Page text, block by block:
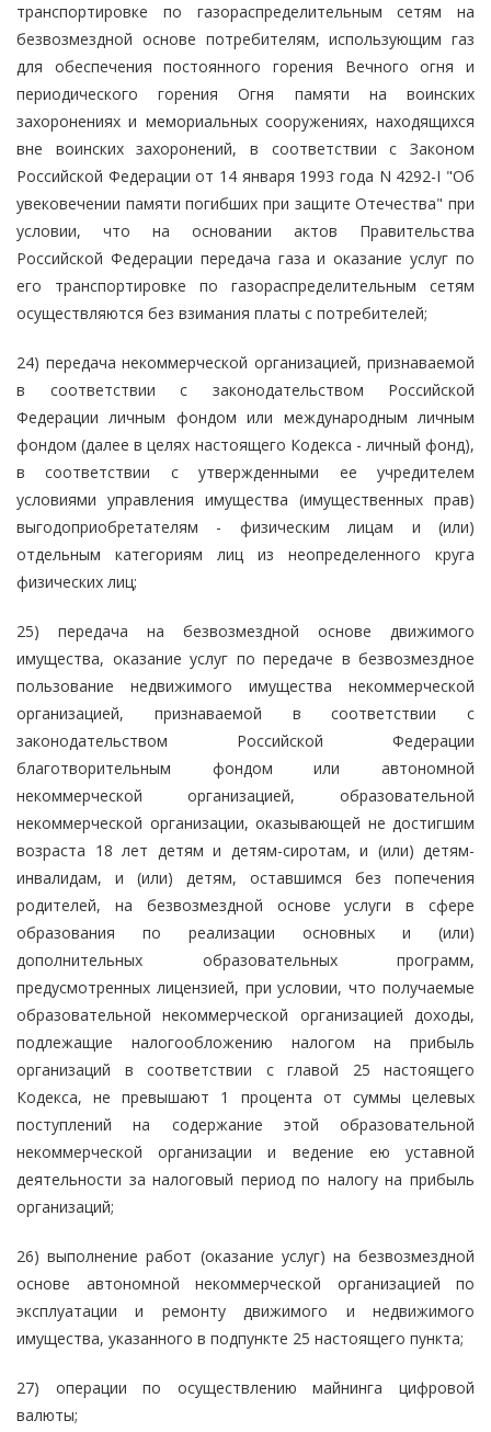
транспортировке по газораспределительным сетям на
безвозмездной основе потребителям, использующим газ
для обеспечения постоянного горения Вечного огня и
периодического горения Огня памяти на воинских
захоронениях и мемориальных сооружениях, находящихся
вне воинских захоронений, в соответствии с Законом
Российской Федерации от 14 января 1993 года N 4292-I "Об
увековечении памяти погибших при защите Отечества" при
условии, что на основании актов Правительства
Российской Федерации передача газа и оказание услуг по
его транспортировке по газораспределительным сетям
осуществляются без взимания платы с потребителей;
24) передача некоммерческой организацией, признаваемой
в соответствии с законодательством Российской
Федерации личным фондом или международным личным
фондом (далее в целях настоящего Кодекса - личный фонд),
в соответствии с утвержденными ее учредителем
условиями управления имущества (имущественных прав)
выгодоприобретателям - физическим лицам и (или)
отдельным категориям лиц из неопределенного круга
физических лиц;
25) передача на безвозмездной основе движимого
имущества, оказание услуг по передаче в безвозмездное
пользование недвижимого имущества некоммерческой
организацией, признаваемой в соответствии с
законодательством Российской Федерации
благотворительным фондом или автономной
некоммерческой организацией, образовательной
некоммерческой организации, оказывающей не достигшим
возраста 18 лет детям и детям-сиротам, и (или) детям-
инвалидам, и (или) детям, оставшимся без попечения
родителей, на безвозмездной основе услуги в сфере
образования по реализации основных и (или)
дополнительных образовательных программ,
предусмотренных лицензией, при условии, что получаемые
образовательной некоммерческой организацией доходы,
подлежащие налогообложению налогом на прибыль
организаций в соответствии с главой 25 настоящего
Кодекса, не превышают 1 процента от суммы целевых
поступлений на содержание этой образовательной
некоммерческой организации и ведение ею уставной
деятельности за налоговый период по налогу на прибыль
организаций;
26) выполнение работ (оказание услуг) на безвозмездной
основе автономной некоммерческой организацией по
эксплуатации и ремонту движимого и недвижимого
имущества, указанного в подпункте 25 настоящего пункта;
27) операции по осуществлению майнинга цифровой
валюты;